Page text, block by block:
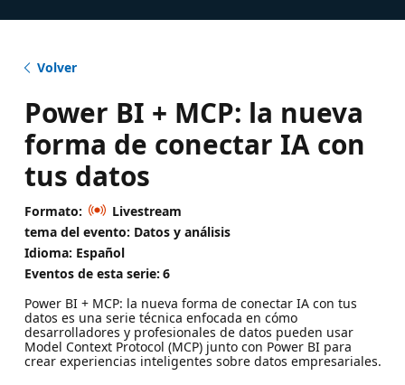
Volver
Power BI + MCP: la nueva
forma de conectar IA con
tus datos
Formato:
Livestream
tema del evento: Datos y análisis
Idioma: Español
Eventos de esta serie: 6
Power BI + MCP: la nueva forma de conectar IA con tus
datos es una serie técnica enfocada en cómo
desarrolladores y profesionales de datos pueden usar
Model Context Protocol (MCP) junto con Power BI para
crear experiencias inteligentes sobre datos empresariales.